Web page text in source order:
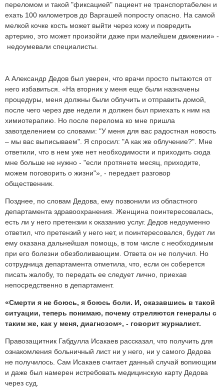
переломом и такой "фиксацией" пациент не транспортабелен и
ехать 100 километров до Варгашей попросту опасно. На самой
мелкой кочке кость может выйти через кожу и повредить
артерию, это может произойти даже при малейшем движении» -
недоумевали специалисты.
А Александр Дедов был уверен, что врачи просто пытаются от
него избавиться. «На вторник у меня еще были назначены
процедуры, меня должны были облучить и отправить домой,
после чего через две недели я должен был приехать к ним на
химиотерапию. Но после перелома ко мне пришла
завотделением со словами: "У меня для вас радостная новость
– мы вас выписываем". Я спросил: "А как же облучение?". Мне
ответили, что в нем уже нет необходимости и приходить сюда
мне больше не нужно - "если протянете месяц, приходите,
можем поговорить о жизни"», - передает разговор
общественник.
Позднее, по словам Дедова, ему позвонили из областного
департамента здравоохранения. Женщина поинтересовалась,
есть ли у него претензии к оказанию услуг. Дедов недоуменно
ответил, что претензий у него нет, и поинтересовался, будет ли
ему оказана дальнейшая помощь, в том числе с необходимым
при его болезни обезболивающим. Ответа он не получил. Но
сотрудница департамента отметила, что, если он соберется
писать жалобу, то передать ее следует лично, приехав
непосредственно в департамент.
«Смерти я не боюсь, я боюсь боли. И, оказавшись в такой
ситуации, теперь понимаю, почему стреляются генералы с
таким же, как у меня, диагнозом», - говорит журналист.
Правозащитник Габдулла Исакаев рассказал, что получить для
ознакомления больничный лист ни у него, ни у самого Дедова
не получилось. Сам Исакаев считает данный случай вопиющим
и даже был намерен истребовать медицинскую карту Дедова
через суд.